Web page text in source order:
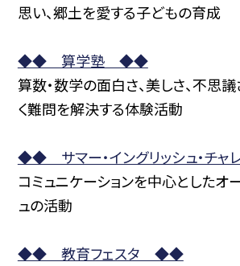
思い、郷土を愛する子どもの育成
◆◆ 算学塾 ◆◆
算数・数学の面白さ、美しさ、不思
く難問を解決する体験活動
◆◆ サマー・イングリッシュ・チ
コミュニケーションを中心としたオ
ュの活動
◆◆ 教育フェスタ ◆◆